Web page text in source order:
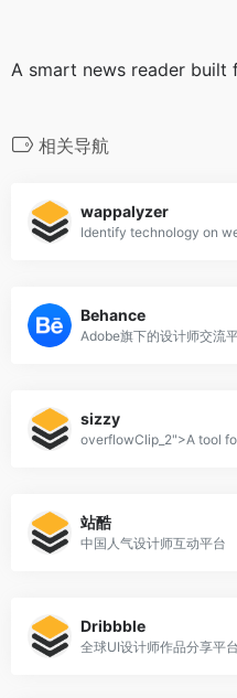
A smart news reader built
相关导航
wappalyzer
Identify technology on
Behance
sizzy
站酷
中国人气设计师互动平台
Dribbble
全球UI设计师作品分享平台